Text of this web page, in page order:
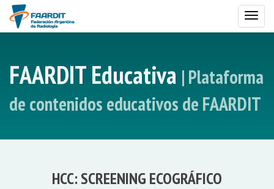
Toggle
FAARDIT Educativa | Plataforma
de contenidos educativos de FAARDIT
HCC: SCREENING ECOGRÁFICO